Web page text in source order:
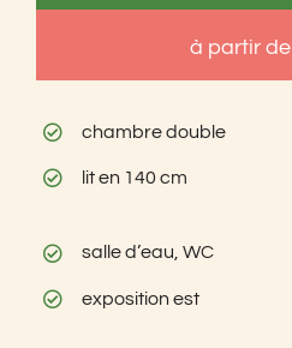
à partir de
chambre double
lit en 140 cm
salle d’eau, WC
exposition est